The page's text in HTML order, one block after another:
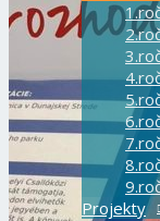
Projekty